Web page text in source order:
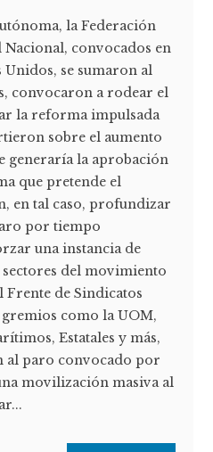
la Federación
Nacional, convocados en
Unidos, se sumaron al
convocaron a rodear el
la reforma impulsada
sobre el aumento
generaría la aprobación
que pretende el
en tal caso, profundizar
por tiempo
una instancia de
del movimiento
Frente de Sindicatos
como la UOM,
Estatales y más,
al paro convocado por
movilización masiva al